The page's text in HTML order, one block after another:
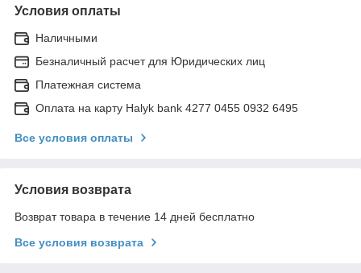
Условия оплаты
Наличными
Безналичный расчет для Юридических лиц
Платежная система
Оплата на карту Halyk bank 4277 0455 0932 6495
Все условия оплаты
Условия возврата
Возврат товара в течение 14 дней бесплатно
Все условия возврата